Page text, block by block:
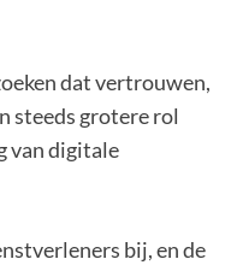
dat vertrouwen,
steeds grotere rol
van digitale
bij, en de